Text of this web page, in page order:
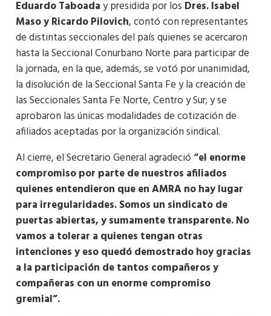
Eduardo Taboaday presidida por los Dres. Isabel
Maso y Ricardo Pilovich, contó con representantes
de distintas seccionales del país quienes se acercaron
hasta la Seccional Conurbano Norte para participar de
la jornada, en la que, además, se votó por unanimidad,
la disolución de la Seccional Santa Fe y la creación de
las Seccionales Santa Fe Norte, Centro y Sur; y se
aprobaron las únicas modalidades de cotización de
afiliados aceptadas por la organización sindical.
Al cierre, el Secretario General agradeció“el enorme
compromiso por parte de nuestros afiliados
quienes entendieron que en AMRA no hay lugar
para irregularidades. Somos un sindicato de
puertas abiertas, y sumamente transparente. No
vamos a tolerar a quienes tengan otras
intenciones y eso quedó demostrado hoy gracias
a la participación de tantos compañeros y
compañeras con un enorme compromiso
gremial”.